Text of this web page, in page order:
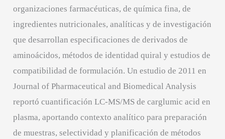
organizaciones farmacéuticas, de química fina, de
ingredientes nutricionales, analíticas y de investigación
que desarrollan especificaciones de derivados de
aminoácidos, métodos de identidad quiral y estudios de
compatibilidad de formulación. Un estudio de 2011 en
Journal of Pharmaceutical and Biomedical Analysis
reportó cuantificación LC-MS/MS de carglumic acid en
plasma, aportando contexto analítico para preparación
de muestras, selectividad y planificación de métodos